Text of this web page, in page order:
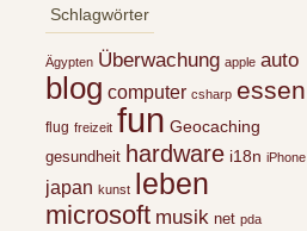
Schlagwörter
Ägypten Überwachung apple auto
blog computer csharp essen
flug freizeit fun Geocaching
gesundheit hardware i18n iPhone
japan kunst leben
microsoft musik net pda